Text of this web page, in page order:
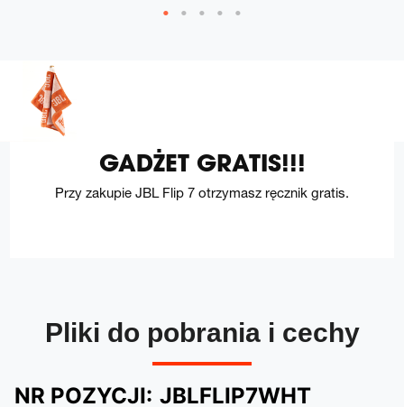
GADŻET GRATIS!!!
Przy zakupie JBL Flip 7 otrzymasz ręcznik gratis.
Pliki do pobrania i cechy
NR POZYCJI: JBLFLIP7WHT